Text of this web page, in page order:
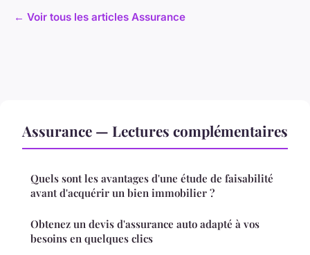
← Voir tous les articles Assurance
Assurance — Lectures complémentaires
Quels sont les avantages d'une étude de faisabilité
avant d'acquérir un bien immobilier ?
Obtenez un devis d'assurance auto adapté à vos
besoins en quelques clics